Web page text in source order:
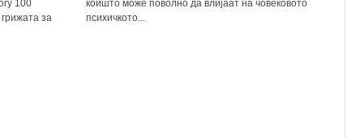
100
за
коишто може поволно да влијаат на човековото
психичкото...